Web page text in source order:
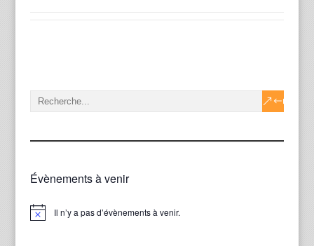
Évènements à venir
Notice Il n’y a pas d’évènements à venir.